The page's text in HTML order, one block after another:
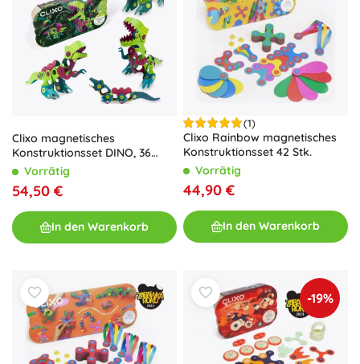
Clixo magnetisches
Konstruktionsset DINO, 36
TeileVorrätig
54,50 €
In den Warenkorb
(1)
Clixo Rainbow magnetisches
Konstruktionsset 42 Stk.
Vorrätig
44,90 €
In den Warenkorb
-19%